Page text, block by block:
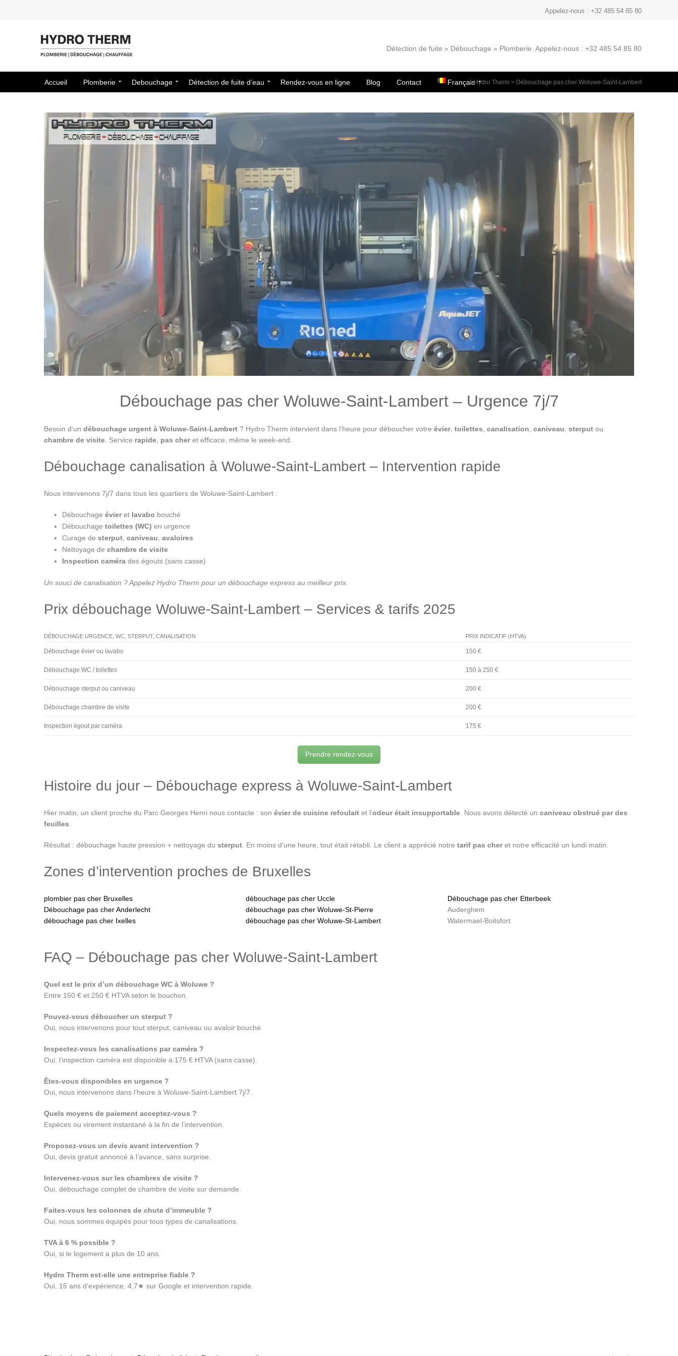
Appelez-nous : +32 485 54 85 80
Détection de fuite » Débouchage » Plomberie. Appelez-nous : +32 485 54 85 80
Hydro Therm > Débouchage pas cher Woluwe-Saint-Lambert
Accueil Plomberie Debouchage Détection de fuite d’eau Rendez-vous en ligne Blog Contact Français
Débouchage pas cher Woluwe-Saint-Lambert – Urgence 7j/7
Besoin d’un débouchage urgent à Woluwe-Saint-Lambert ? Hydro Therm intervient dans l’heure pour déboucher votre évier, toilettes canalisation caniveau sterput ou
chambre de visite . Service rapide pas cheret efficace, même le week-end.
Débouchage canalisation à Woluwe-Saint-Lambert – Intervention rapide
Nous intervenons 7j/7 dans tous les quartiers de Woluwe-Saint-Lambert :
Débouchage évieret lavabo bouché
Débouchage toilettes (WC) en urgence
Curage de sterput caniveau avaloires
Nettoyage de chambre de visite
Inspection caméra des égouts (sans casse)
Un souci de canalisation ? Appelez Hydro Therm pour un débouchage express au meilleur prix.
Prix débouchage Woluwe-Saint-Lambert – Services & tarifs 2025
DÉBOUCHAGE URGENCE, WC, STERPUT, CANALISATION PRIX INDICATIF (HTVA)
Débouchage évier ou lavabo 150 €
Débouchage WC / toilettes 150 à 250 €
Débouchage sterput ou caniveau 200 €
Débouchage chambre de visite 200 €
Inspection égout par caméra 175 €
Prendre rendez-vous
Histoire du jour – Débouchage express à Woluwe-Saint-Lambert
Hier matin, un client proche du Parc Georges Henri nous contacte : son évier de cuisine refoulait et l’odeur était insupportable . Nous avons détecté un caniveau obstrué par des
feuilles
Résultat : débouchage haute pression + nettoyage du sterput . En moins d’une heure, tout était rétabli. Le client a apprécié notre tarif pas cheret notre efficacité un lundi matin.
Zones d’intervention proches de Bruxelles
plombier pas cher Bruxelles
Débouchage pas cher Anderlecht
débouchage pas cher Ixelles
débouchage pas cher Uccle
débouchage pas cher Woluwe-St-Pierre
débouchage pas cher Woluwe-St-Lambert
Débouchage pas cher Etterbeek
Auderghem
Watermael-Boitsfort
FAQ – Débouchage pas cher Woluwe-Saint-Lambert
Quel est le prix d’un débouchage WC à Woluwe ?
Entre 150 € et 250 € HTVA selon le bouchon.
Pouvez-vous déboucher un sterput ?
Oui, nous intervenons pour tout sterput, caniveau ou avaloir bouché.
Inspectez-vous les canalisations par caméra ?
Oui, l’inspection caméra est disponible à 175 € HTVA (sans casse).
Êtes-vous disponibles en urgence ?
Oui, nous intervenons dans l’heure à Woluwe-Saint-Lambert 7j/7.
Quels moyens de paiement acceptez-vous ?
Espèces ou virement instantané à la fin de l’intervention.
Proposez-vous un devis avant intervention ?
Oui, devis gratuit annoncé à l’avance, sans surprise.
Intervenez-vous sur les chambres de visite ?
Oui, débouchage complet de chambre de visite sur demande.
Faites-vous les colonnes de chute d’immeuble ?
Oui, nous sommes équipés pour tous types de canalisations.
TVA à 6 % possible ?
Oui, si le logement a plus de 10 ans.
Hydro Therm est-elle une entreprise fiable ?
Oui, 15 ans d’expérience, 4,7★ sur Google et intervention rapide.